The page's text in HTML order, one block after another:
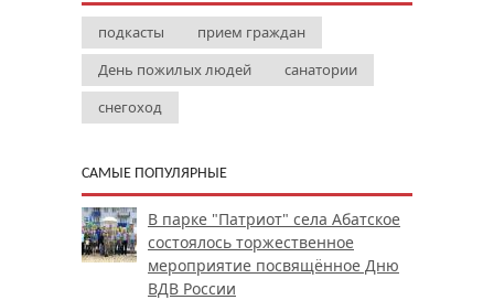
подкасты
прием граждан
День пожилых людей
санатории
снегоход
САМЫЕ ПОПУЛЯРНЫЕ
В парке "Патриот" села Абатское
состоялось торжественное
мероприятие посвящённое Дню
ВДВ России